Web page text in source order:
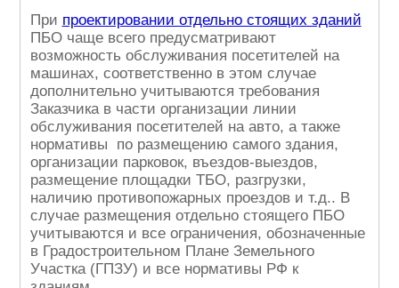
При проектировании отдельно стоящих зданий
ПБО чаще всего предусматривают
возможность обслуживания посетителей на
машинах, соответственно в этом случае
дополнительно учитываются требования
Заказчика в части организации линии
обслуживания посетителей на авто, а также
нормативы по размещению самого здания,
организации парковок, въездов-выездов,
размещение площадки ТБО, разгрузки,
наличию противопожарных проездов и т.д.. В
случае размещения отдельно стоящего ПБО
учитываются и все ограничения, обозначенные
в Градостроительном Плане Земельного
Участка (ГПЗУ) и все нормативы РФ к